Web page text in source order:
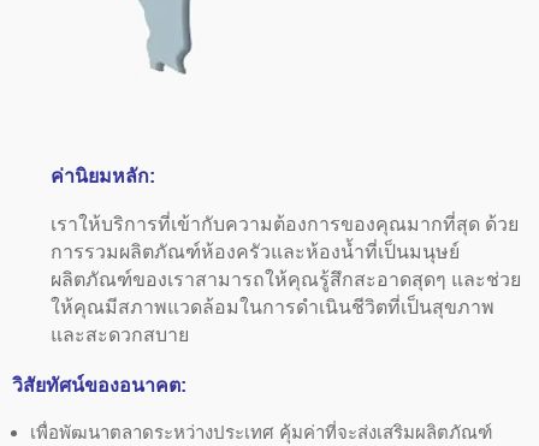
ค่านิยมหลัก:
เราให้บริการที่เข้ากับความต้องการของคุณมากที่สุด ด้วย
การรวมผลิตภัณฑ์ห้องครัวและห้องน้ำที่เป็นมนุษย์
ผลิตภัณฑ์ของเราสามารถให้คุณรู้สึกสะอาดสุดๆ และช่วย
ให้คุณมีสภาพแวดล้อมในการดำเนินชีวิตที่เป็นสุขภาพ
และสะดวกสบาย
วิสัยทัศน์ของอนาคต:
เพื่อพัฒนาตลาดระหว่างประเทศ คุ้มค่าที่จะส่งเสริมผลิตภัณฑ์